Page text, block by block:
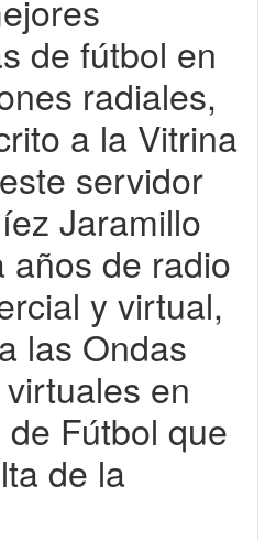
de fútbol en
radiales,
a la Vitrina
servidor
Jaramillo
años de radio
y virtual,
las Ondas
en
Fútbol que
de la